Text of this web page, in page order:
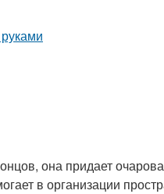
она придает
в организации